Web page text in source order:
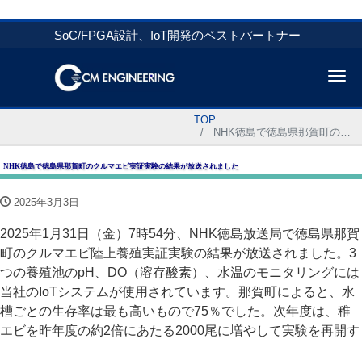
SoC/FPGA設計、IoT開発のベストパートナー
TOP
NHK徳島で徳島県那賀町のクルマエビ実証実験の結果が放送されました
NHK徳島で徳島県那賀町のクルマエビ実証実験の結果が放送されました
2025年3月3日
2025年1月31日（金）7時54分、NHK徳島放送局で徳島県那賀
町のクルマエビ陸上養殖実証実験の結果が放送されました。3
つの養殖池のpH、DO（溶存酸素）、水温のモニタリングには
当社のIoTシステムが使用されています。那賀町によると、水
槽ごとの生存率は最も高いもので75％でした。次年度は、稚
エビを昨年度の約2倍にあたる2000尾に増やして実験を再開す